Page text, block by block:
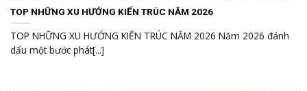
TOP NHỮNG XU HƯỚNG KIẾN TRÚC NĂM 2026
TOP NHỮNG XU HƯỚNG KIẾN TRÚC NĂM 2026 Năm 2026 đánh
dấu một bước phát[...]